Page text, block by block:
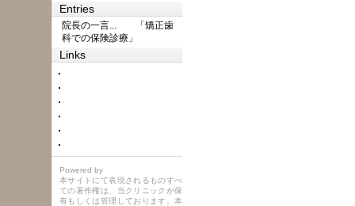
Entries
院長の一言... 「矯正歯
科での保険診療」
Links
Powered by
本サイトにて表現されるものすべ
ての著作権は、当クリニックが保
有もしくは管理しております。本